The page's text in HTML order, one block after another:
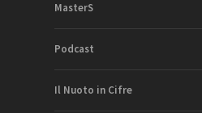
MasterS
Podcast
Il Nuoto in Cifre